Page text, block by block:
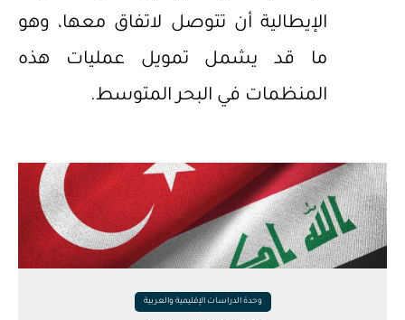
الإيطالية أن تتوصل لاتفاق معها، وهو
ما قد يشمل تمويل عمليات هذه
المنظمات في البحر المتوسط.
وحدة الدراسات الإقليمية والعربية